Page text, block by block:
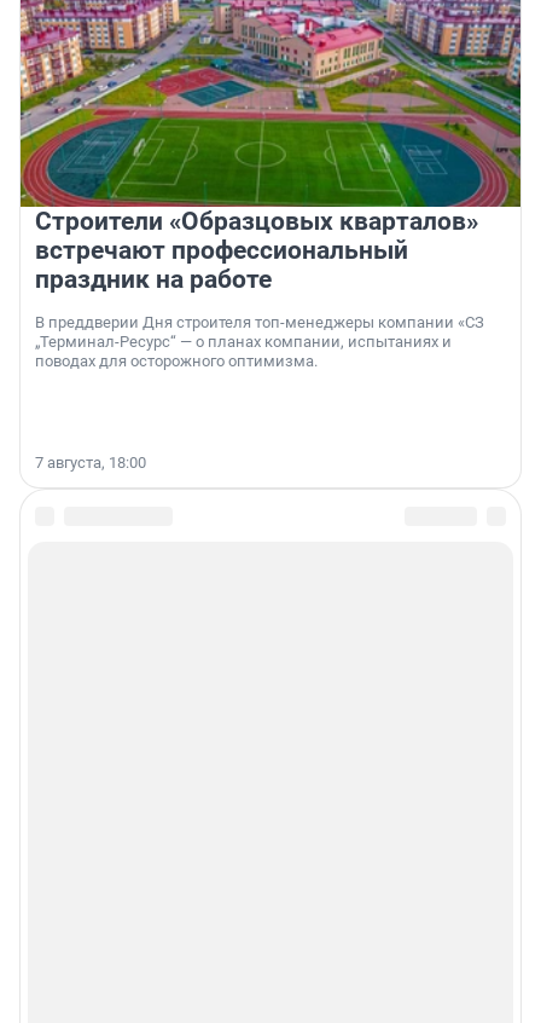
Строители «Образцовых кварталов»
встречают профессиональный
праздник на работе
В преддверии Дня строителя топ-менеджеры компании «СЗ
„Терминал-Ресурс“ — о планах компании, испытаниях и
поводах для осторожного оптимизма.
7 августа, 18:00